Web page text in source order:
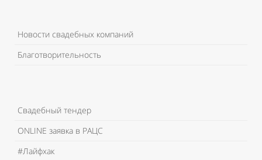
Новости свадебных компаний
Благотворительность
Свадебный тендер
ONLINE заявка в РАЦС
#Лайфхак